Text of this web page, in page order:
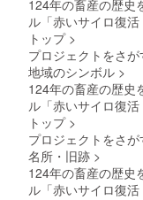
124年の畜産の歴史
ル「赤いサイロ復活
トップ >
プロジェクトをさが
地域のシンボル >
124年の畜産の歴史
ル「赤いサイロ復活
トップ >
プロジェクトをさが
名所・旧跡 >
124年の畜産の歴史
ル「赤いサイロ復活